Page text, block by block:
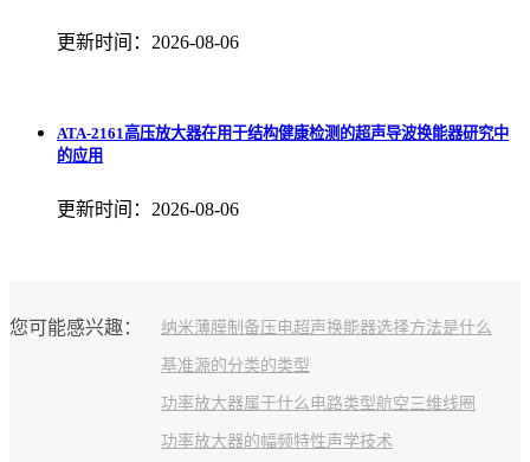
更新时间：2026-08-06
ATA-2161高压放大器在用于结构健康检测的超声导波换能器研究中
的应用
更新时间：2026-08-06
您可能感兴趣： 纳米薄膜制备压电超声换能器选择方法是什么
基准源的分类的类型
功率放大器属于什么电路类型航空三维线圈
功率放大器的幅频特性声学技术